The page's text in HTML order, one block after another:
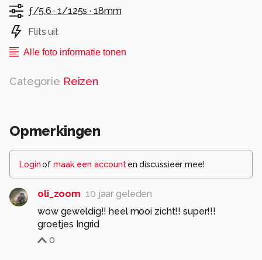
ƒ/5.6 ·1/125s · 18mm
Flits uit
Alle foto informatie tonen
Categorie Reizen
Opmerkingen
Loginof maak een account en discussieer mee!
oli_zoom 10 jaar geleden
wow geweldig!! heel mooi zicht!! super!!!
groetjes Ingrid
0